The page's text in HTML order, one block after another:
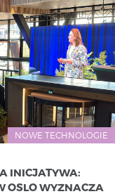
NOWE TECHNOLOGIE
INICJATYWA:
OSLO WYZNACZA